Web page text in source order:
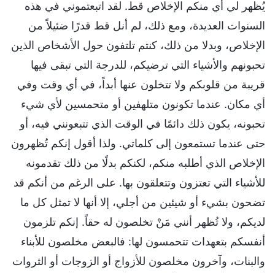
يُظهر لي أي منكم الإخلاص قط. لقد اتبعتموني في هذه
السنوات العديدة، ومع ذلك، لم أنل قط قدرًا ضئيلاً من
الإخلاص، وبدلا من ذلك، كنتم تلتفون حول الأشخاص الذين
تحبونهم والأشياء التي ترضيكم، للدرجة التي تبقى فيها
قريبة من قلوبكم ولا تتخلون عنها أبداً، في أي وقت وفي
أي مكان. عندما تكونون متلهفين أو متحمسين لأي شيء
تحبونه، يكون ذلك دائمًا في الوقت الذي تتبعونني فيه، أو
حتى عندما تستمعون إلى كلماتي. ولذا أقول إنكم تُظهرون
الإخلاص الذي أطلبه منكم، لكنكم بدلًا من ذلك تقدمونه
للأشياء التي تعتزون وتتعلقون بها. على الرغم من أنكم قد
تضحون بشيء أو شيئين من أجلي، إلا أنها لا تمثل كل ما
لديكم، ولا تُظهر أنني مَنْ تخلصون له حقاً. إنكم تلزمون
أنفسكم بتعهدات تتحمسون لها: فالبعض مخلصون للأبناء
والبنات، وآخرون مخلصون للأزواج أو الزوجات أو الثروات